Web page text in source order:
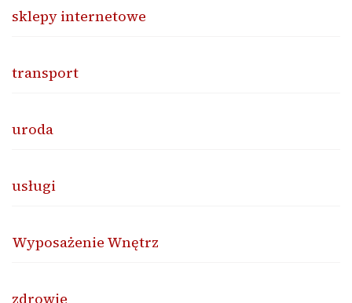
sklepy internetowe
transport
uroda
usługi
Wyposażenie Wnętrz
zdrowie